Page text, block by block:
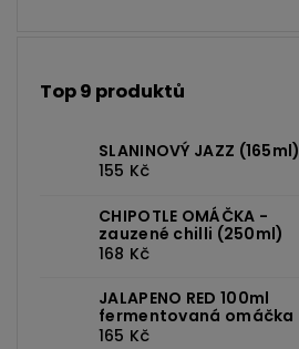
Top 9 produktů
SLANINOVÝ JAZZ (165ml)
155 Kč
CHIPOTLE OMÁČKA -
zauzené chilli (250ml)
168 Kč
JALAPENO RED 100ml
fermentovaná omáčka
165 Kč